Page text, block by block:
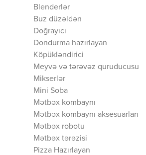
Blenderlər
Buz düzəldən
Doğrayıcı
Dondurma hazırlayan
Köpükləndirici
Meyvə və tərəvəz quruducusu
Mikserlər
Mini Soba
Mətbəx kombaynı
Mətbəx kombaynı aksesuarları
Mətbəx robotu
Mətbəx tərəzisi
Pizza Hazırlayan